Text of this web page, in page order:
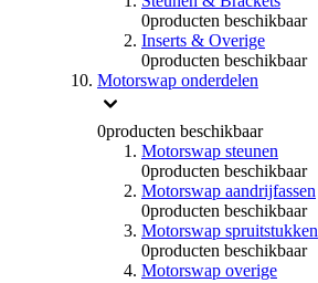
0producten beschikbaar
Inserts & Overige
0producten beschikbaar
Motorswap onderdelen
0producten beschikbaar
Motorswap steunen
0producten beschikbaar
Motorswap aandrijfassen
0producten beschikbaar
Motorswap spruitstukken
0producten beschikbaar
Motorswap overige